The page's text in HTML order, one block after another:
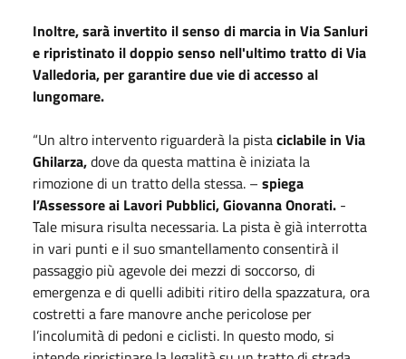
Inoltre, sarà invertito il senso di marcia in Via Sanluri
e ripristinato il doppio senso nell'ultimo tratto di Via
Valledoria, per garantire due vie di accesso al
lungomare.
“Un altro intervento riguarderà la pistaciclabile in Via
Ghilarza,dove da questa mattina è iniziata la
rimozione di un tratto della stessa. – spiega
l’Assessore ai Lavori Pubblici, Giovanna Onorati. -
Tale misura risulta necessaria. La pista è già interrotta
in vari punti e il suo smantellamento consentirà il
passaggio più agevole dei mezzi di soccorso, di
emergenza e di quelli adibiti ritiro della spazzatura, ora
costretti a fare manovre anche pericolose per
l’incolumità di pedoni e ciclisti. In questo modo, si